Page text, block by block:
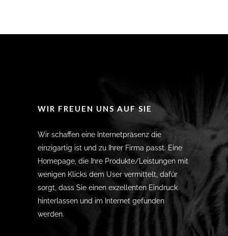
WIR FREUEN UNS AUF SIE
Wir schaffen eine Internetpräsenz die
einzigartig ist und zu Ihrer Firma passt. Eine
Homepage, die Ihre Produkte/Leistungen mit
wenigen Klicks dem User vermittelt, dafür
sorgt, dass Sie einen exzellenten Eindruck
hinterlassen und im Internet gefunden
werden.